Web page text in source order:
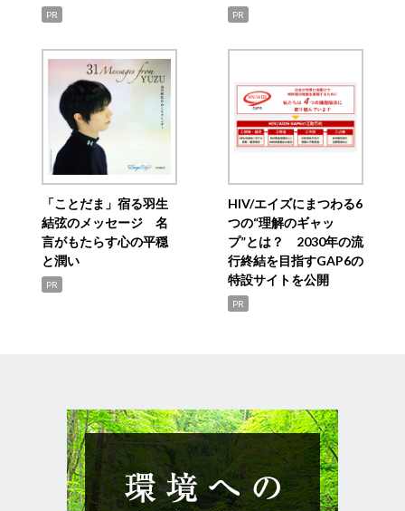
PR PR
「ことだま」宿る羽生
結弦のメッセージ 名
言がもたらす心の平穏
と潤い
PR
HIV/エイズにまつわる6
つの“理解のギャッ
プ”とは？ 2030年の流
行終結を目指すGAP6の
特設サイトを公開
PR